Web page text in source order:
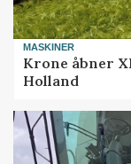
MASKINER
Krone åbner
Holland